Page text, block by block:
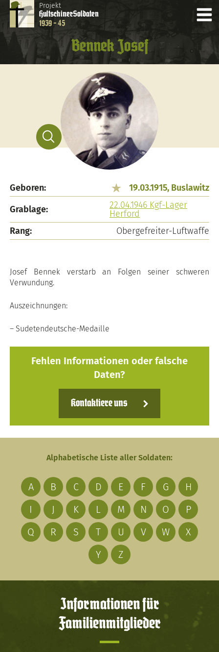
Projekt
HultschinerSoldaten
1939 - 45
Bennek Josef
Geboren:
19.03.1915, Buslawitz
Grablage:
22.04.1946 Kgf-Lager
Herford
Rang:
Obergefreiter-Luftwaffe
Josef Bennek verstarb an Folgen seiner schweren
Verwundung.
Auszeichnungen:
– Sudetendeutsche-Medaille
Fehlen Informationen oder falsche
Daten?
Kontaktiere uns
Alphabetische Liste aller Soldaten:
A B C D E F G
H
I
J K L M N O
P
Q
R S T U V W
X
Y
Z
Informationen für
Familienmitglieder